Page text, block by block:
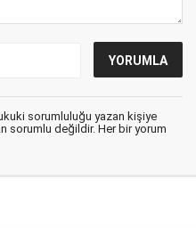
sorumluluğu yazan kişiye
sorumlu değildir. Her bir yorum